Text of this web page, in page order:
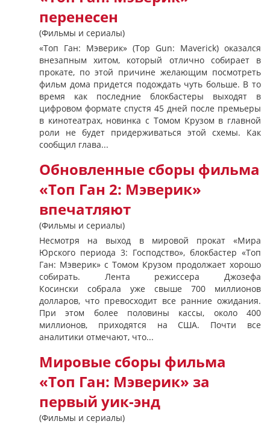
перенесен
(Фильмы и сериалы)
«Топ Ган: Мэверик» (Top Gun: Maverick) оказался
внезапным хитом, который отлично собирает в
прокате, по этой причине желающим посмотреть
фильм дома придется подождать чуть больше. В то
время как последние блокбастеры выходят в
цифровом формате спустя 45 дней после премьеры
в кинотеатрах, новинка с Томом Крузом в главной
роли не будет придерживаться этой схемы. Как
сообщил глава...
Обновленные сборы фильма
«Топ Ган 2: Мэверик»
впечатляют
(Фильмы и сериалы)
Несмотря на выход в мировой прокат «Мира
Юрского периода 3: Господство», блокбастер «Топ
Ган: Мэверик» с Томом Крузом продолжает хорошо
собирать. Лента режиссера Джозефа
Косински собрала уже свыше 700 миллионов
долларов, что превосходит все ранние ожидания.
При этом более половины кассы, около 400
миллионов, приходятся на США. Почти все
аналитики отмечают, что...
Мировые сборы фильма
«Топ Ган: Мэверик» за
первый уик-энд
(Фильмы и сериалы)